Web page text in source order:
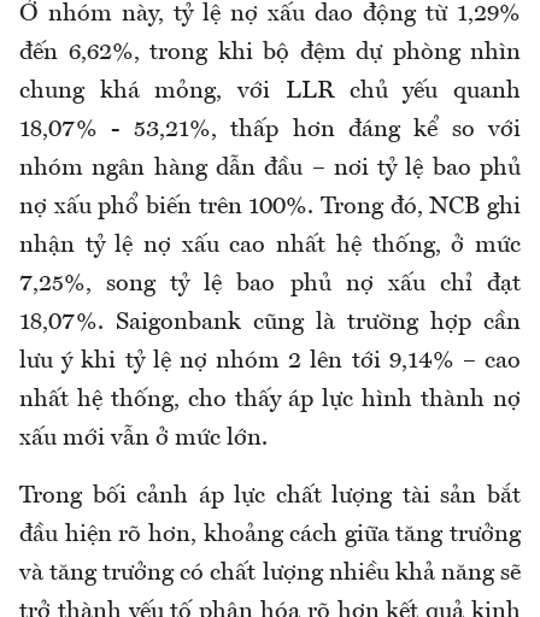
Ở nhóm này, tỷ lệ nợ xấu dao động từ 1,29%
đến 6,62%, trong khi bộ đệm dự phòng nhìn
chung khá mỏng, với LLR chủ yếu quanh
18,07% - 53,21%, thấp hơn đáng kể so với
nhóm ngân hàng dẫn đầu – nơi tỷ lệ bao phủ
nợ xấu phổ biến trên 100%. Trong đó, NCB ghi
nhận tỷ lệ nợ xấu cao nhất hệ thống, ở mức
7,25%, song tỷ lệ bao phủ nợ xấu chỉ đạt
18,07%. Saigonbank cũng là trường hợp cần
lưu ý khi tỷ lệ nợ nhóm 2 lên tới 9,14% – cao
nhất hệ thống, cho thấy áp lực hình thành nợ
xấu mới vẫn ở mức lớn.
Trong bối cảnh áp lực chất lượng tài sản bắt
đầu hiện rõ hơn, khoảng cách giữa tăng trưởng
và tăng trưởng có chất lượng nhiều khả năng sẽ